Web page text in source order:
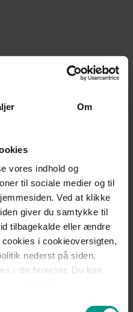
Om
vores indhold og
til sociale medier og til
Ved at klikke
giver du samtykke til
tilbagekalde eller ændre
i cookieoversigten,
nederst på siden,
i din browser. Du kan